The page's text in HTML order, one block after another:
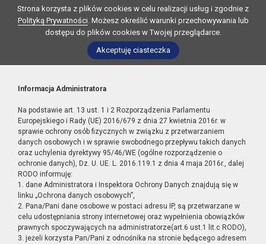
Strona korzysta z plików cookies w celu realizacji usług i zgodnie z
Polityką Prywatności. Możesz określić warunki przechowywania lub
dostępu do plików cookies w Twojej przeglądarce.
Akceptuję ciasteczka
Informacja Administratora
Na podstawie art. 13 ust. 1 i 2 Rozporządzenia Parlamentu
Europejskiego i Rady (UE) 2016/679 z dnia 27 kwietnia 2016r. w
sprawie ochrony osób fizycznych w związku z przetwarzaniem
danych osobowych i w sprawie swobodnego przepływu takich danych
oraz uchylenia dyrektywy 95/46/WE (ogólne rozporządzenie o
ochronie danych), Dz. U. UE. L. 2016.119.1 z dnia 4 maja 2016r., dalej
RODO informuję:
1. dane Administratora i Inspektora Ochrony Danych znajdują się w
linku „Ochrona danych osobowych”,
2. Pana/Pani dane osobowe w postaci adresu IP, są przetwarzane w
celu udostępniania strony internetowej oraz wypełnienia obowiązków
prawnych spoczywających na administratorze(art.6 ust.1 lit.c RODO),
3. jeżeli korzysta Pan/Pani z odnośnika na stronie będącego adresem